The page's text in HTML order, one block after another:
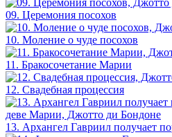
09. Церемония посохов
10. Моление о чуде посохов
11. Бракосочетание Марии
12. Свадебная процессия
13. Архангел Гавриил получает